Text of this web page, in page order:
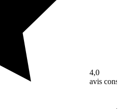
4,0
avis